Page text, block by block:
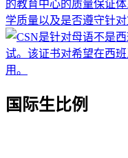
国际生比例